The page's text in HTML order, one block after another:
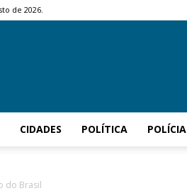
de 2026.
CIDADES POLÍTICA POLÍCIA
do Brasil